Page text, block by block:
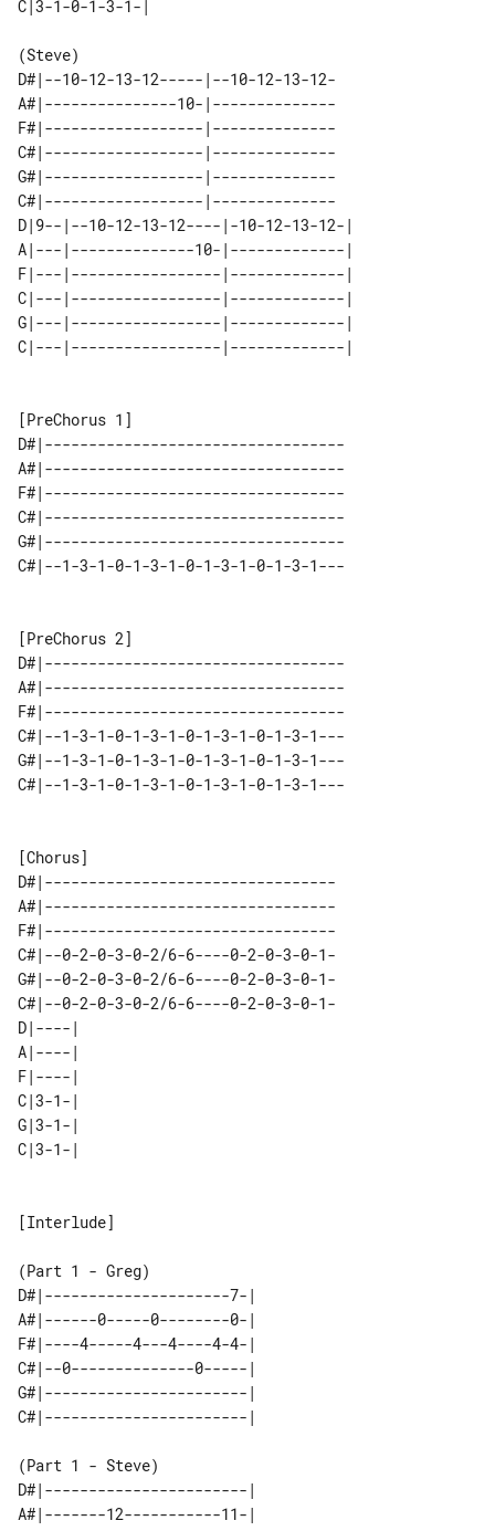
D#|--10-12-13-12-----|--10-12-13-12-
A#|---------------10-|--------------
F#|------------------|--------------
C#|------------------|--------------
G#|------------------|--------------
C#|------------------|--------------
D|9--|--10-12-13-12----|-10-12-13-12-|
A|---|--------------10-|-------------|
F|---|-----------------|-------------|
C|---|-----------------|-------------|
G|---|-----------------|-------------|
D#|----------------------------------
A#|----------------------------------
F#|----------------------------------
C#|----------------------------------
G#|----------------------------------
D#|----------------------------------
A#|----------------------------------
F#|----------------------------------
C#|--1-3-1-0-1-3-1-0-1-3-1-0-1-3-1---
G#|--1-3-1-0-1-3-1-0-1-3-1-0-1-3-1---
D#|---------------------------------
A#|---------------------------------
F#|---------------------------------
C#|--0-2-0-3-0-2/6-6----0-2-0-3-0-1-
G#|--0-2-0-3-0-2/6-6----0-2-0-3-0-1-
C#|--0-2-0-3-0-2/6-6----0-2-0-3-0-1-
D|----|
A|----|
F|----|
C|3-1-|
G|3-1-|
[Interlude]
D#|---------------------7-|
A#|------0-----0--------0-|
F#|----4-----4---4----4-4-|
C#|--0--------------0-----|
G#|-----------------------|
D#|-----------------------|
A#|-------12-----------11-|